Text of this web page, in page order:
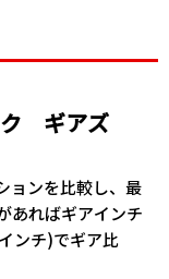
ギアズ
ョンを‎‎比較し、最
あれば‎‎ギア‎‎インチ
ンチ)で‎‎ギア比‎‎